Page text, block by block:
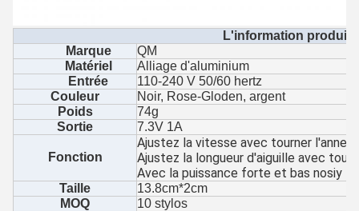
L'information produit
Marque
QM
Matériel
Alliage d'aluminium
Entrée
110-240 V 50/60 hertz
Couleur
Noir, Rose-Gloden, argent
Poids
74g
Sortie
7.3V 1A
Fonction
Ajustez la vitesse avec tourner
Ajustez la longueur d'aiguille avec
Avec la puissance forte et bas nosiy
Taille
13.8cm*2cm
MOQ
10 stylos